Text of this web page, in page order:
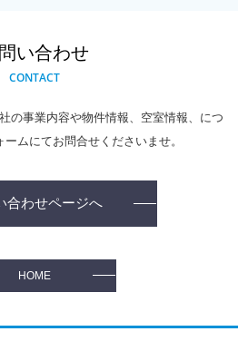
い合わせ
CONTACT
の事業内容や物件情報、空室情報、 につ
ムにてお問合せくださいませ。
合わせページへ
HOME